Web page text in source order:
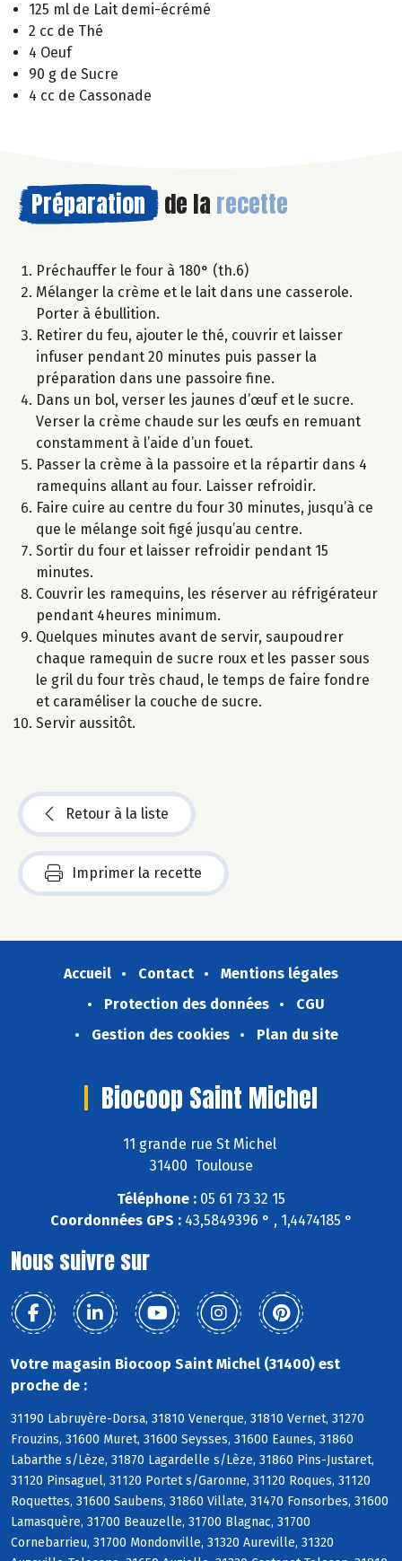
125 ml de Lait demi-écrémé
2 cc de Thé
4 Oeuf
90 g de Sucre
4 cc de Cassonade
Préparation de la recette
Préchauffer le four à 180° (th.6)
Mélanger la crème et le lait dans une casserole.
Porter à ébullition.
Retirer du feu, ajouter le thé, couvrir et laisser
infuser pendant 20 minutes puis passer la
préparation dans une passoire fine.
Dans un bol, verser les jaunes d’œuf et le sucre.
Verser la crème chaude sur les œufs en remuant
constamment à l’aide d’un fouet.
Passer la crème à la passoire et la répartir dans 4
ramequins allant au four. Laisser refroidir.
Faire cuire au centre du four 30 minutes, jusqu’à ce
que le mélange soit figé jusqu’au centre.
Sortir du four et laisser refroidir pendant 15
minutes.
Couvrir les ramequins, les réserver au réfrigérateur
pendant 4heures minimum.
Quelques minutes avant de servir, saupoudrer
chaque ramequin de sucre roux et les passer sous
le gril du four très chaud, le temps de faire fondre
et caraméliser la couche de sucre.
Servir aussitôt.
Retour à la liste
Imprimer la recette
Accueil Contact
Mentions légales
Protection des données
CGU
Gestion des cookies
Plan du site
Biocoop Saint Michel
11 grande rue St Michel
31400 Toulouse
Téléphone : 05 61 73 32 15
Coordonnées GPS :43,5849396 ° , 1,4474185 °
Nous suivre sur
Votre magasin Biocoop Saint Michel (31400) est
proche de :
31190 Labruyère-Dorsa, 31810 Venerque, 31810 Vernet, 31270
Frouzins, 31600 Muret, 31600 Seysses, 31600 Eaunes, 31860
Labarthe s/Lèze, 31870 Lagardelle s/Lèze, 31860 Pins-Justaret,
31120 Pinsaguel, 31120 Portet s/Garonne, 31120 Roques, 31120
Roquettes, 31600 Saubens, 31860 Villate, 31470 Fonsorbes, 31600
Lamasquère, 31700 Beauzelle, 31700 Blagnac, 31700
Cornebarrieu, 31700 Mondonville, 31320 Aureville, 31320